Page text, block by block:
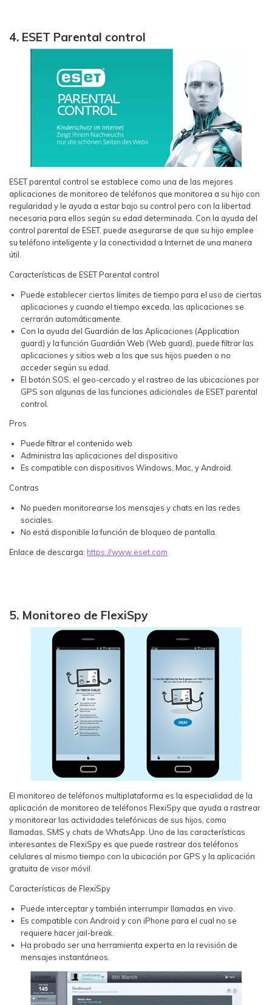
4. ESET Parental control
ESET parental control se establece como una de las mejores
aplicaciones de monitoreo de teléfonos que monitorea a su hijo con
regularidad y le ayuda a estar bajo su control pero con la libertad
necesaria para ellos según su edad determinada. Con la ayuda del
control parental de ESET, puede asegurarse de que su hijo emplee
su teléfono inteligente y la conectividad a Internet de una manera
útil.
Características de ESET Parental control
Puede establecer ciertos límites de tiempo para el uso de ciertas
aplicaciones y cuando el tiempo exceda, las aplicaciones se
cerrarán automáticamente.
Con la ayuda del Guardián de las Aplicaciones (Application
guard) y la función Guardián Web (Web guard), puede filtrar las
aplicaciones y sitios web a los que sus hijos pueden o no
acceder según su edad.
El botón SOS, el geo-cercado y el rastreo de las ubicaciones por
GPS son algunas de las funciones adicionales de ESET parental
control.
Pros
Puede filtrar el contenido web
Administra las aplicaciones del dispositivo
Es compatible con dispositivos Windows, Mac, y Android.
Contras
No pueden monitorearse los mensajes y chats en las redes
sociales.
No está disponible la función de bloqueo de pantalla.
Enlace de descarga: https://www.eset.com
5. Monitoreo de FlexiSpy
El monitoreo de teléfonos multiplataforma es la especialidad de la
aplicación de monitoreo de teléfonos FlexiSpy que ayuda a rastrear
y monitorear las actividades telefónicas de sus hijos, como
llamadas, SMS y chats de WhatsApp. Uno de las características
interesantes de FlexiSpy es que puede rastrear dos teléfonos
celulares al mismo tiempo con la ubicación por GPS y la aplicación
gratuita de visor móvil.
Características de FlexiSpy
Puede interceptar y también interrumpir llamadas en vivo.
Es compatible con Android y con iPhone para el cual no se
requiere hacer jail-break.
Ha probado ser una herramienta experta en la revisión de
mensajes instantáneos.